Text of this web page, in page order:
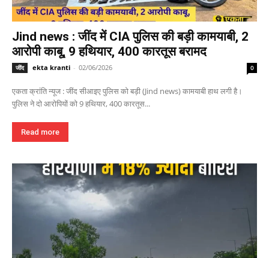
Jind news : जींद में CIA पुलिस की बड़ी कामयाबी, 2
आरोपी काबू, 9 हथियार, 400 कारतूस बरामद
जींद ekta kranti - 02/06/2026 0
एकता क्रांति न्यूज : जींद सीआइए पुलिस को बड़ी (Jind news) कामयाबी हाथ लगी है।
पुलिस ने दो आरोपियों को 9 हथियार, 400 कारतूस...
Read more